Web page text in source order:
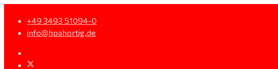
+49 3493 51094-0
info@hpahortig.de